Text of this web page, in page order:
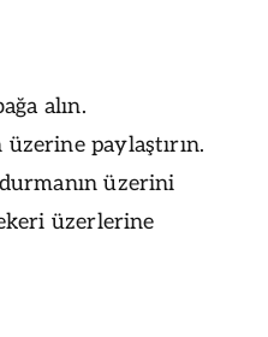
alın.
paylaştırın.
üzerini
üzerlerine